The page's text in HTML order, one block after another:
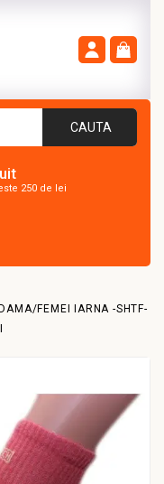
CAUTA
250 de lei
FEMEI IARNA -SHTF-